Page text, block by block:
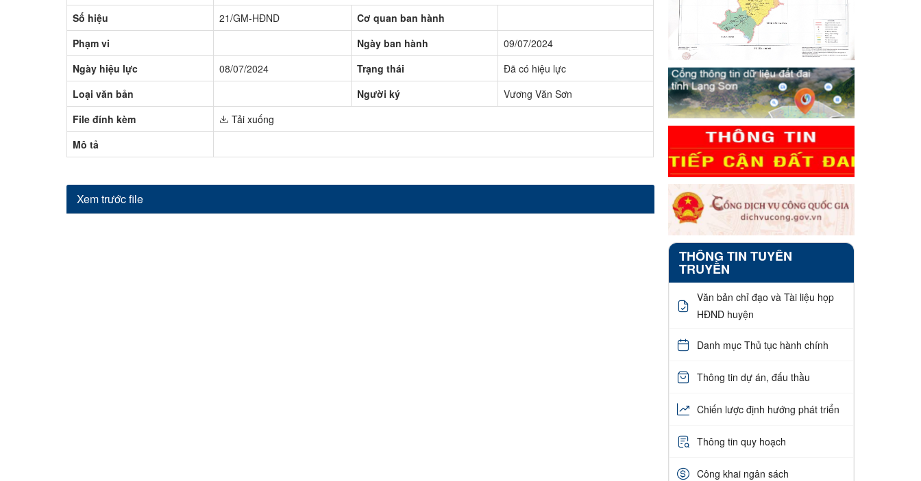
Số hiệu
21/GM-HĐND
Cơ quan ban hành
Phạm vi
Ngày ban hành
09/07/2024
Ngày hiệu lực
08/07/2024 Trạng thái
Đã có hiệu lực
Loại văn bản
Người ký
Vương Văn Sơn
File đính kèm
Tải xuống
Mô tả
Xem trước file
THÔNG TIN TUYÊN
TRUYỀN
Văn bản chỉ đạo và Tài liệu họp
HĐND huyện
Danh mục Thủ tục hành chính
Thông tin dự án, đấu thầu
Chiến lược định hướng phát triển
Thông tin quy hoạch
Công khai ngân sách